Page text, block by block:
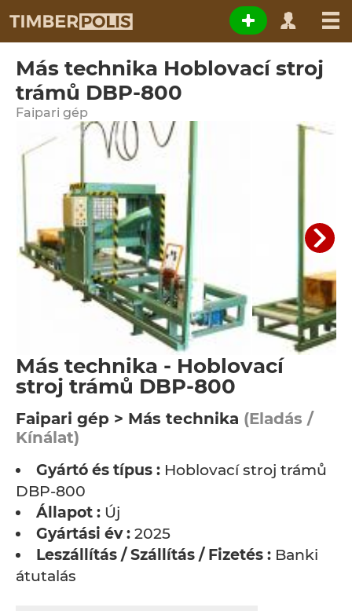
Más technika Hoblovací stroj
trámů DBP-800
Faipari gép
Más technika - Hoblovací
stroj trámů DBP-800
Faipari gép > Más technika (Eladás /
Kínálat)
Gyártó és típus : Hoblovací stroj trámů
DBP-800
Állapot : Új
Gyártási év : 2025
Leszállítás / Szállítás / Fizetés : Banki
átutalás